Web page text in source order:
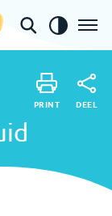
PRINT DEEL